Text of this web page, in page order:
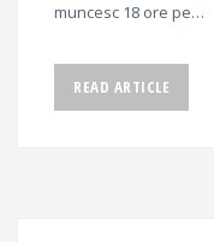
muncesc 18 ore pe…
READ ARTICLE